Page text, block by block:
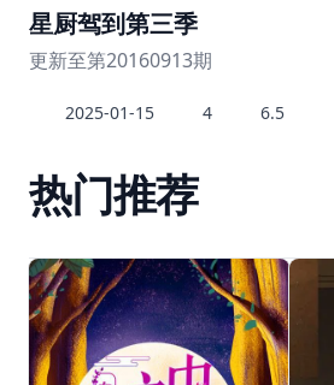
星厨驾到第三季
更新至第20160913期
2025-01-15 4 6.5
热门推荐